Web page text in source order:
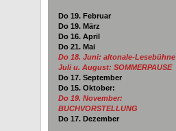
Do 19. Februar
Do 19. März
Do 16. April
Do 21. Mai
Do 18. Juni: altonale-Lesebühne
Juli u. August: SOMMERPAUSE
Do 17. September
Do 15. Oktober:
Do 19. November:
BUCHVORSTELLUNG
Do 17. Dezember